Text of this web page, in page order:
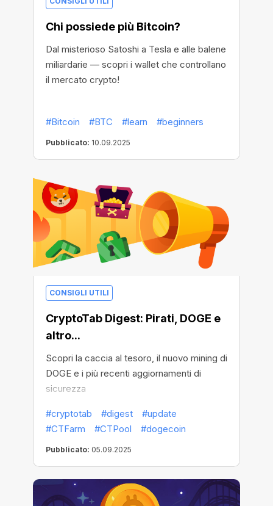
Chi possiede più Bitcoin?
Dal misterioso Satoshi a Tesla e alle balene
miliardarie — scopri i wallet che controllano
il mercato crypto!
#Bitcoin #BTC #learn #beginners
Pubblicato: 10.09.2025
CONSIGLI UTILI
CryptoTab Digest: Pirati, DOGE e
altro...
Scopri la caccia al tesoro, il nuovo mining di
DOGE e i più recenti aggiornamenti di
sicurezza
#cryptotab #digest
#update
#CTFarm
#CTPool #dogecoin
Pubblicato: 05.09.2025